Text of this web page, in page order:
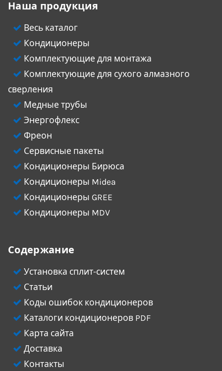
Наша продукция
Весь каталог
Кондиционеры
Комплектующие для монтажа
Комплектующие для сухого алмазного
сверления
Медные трубы
Энергофлекс
Фреон
Сервисные пакеты
Кондиционеры Бирюса
Кондиционеры Midea
Кондиционеры GREE
Кондиционеры MDV
Содержание
Установка сплит-систем
Статьи
Коды ошибок кондиционеров
Каталоги кондиционеров PDF
Карта сайта
Доставка
Контакты